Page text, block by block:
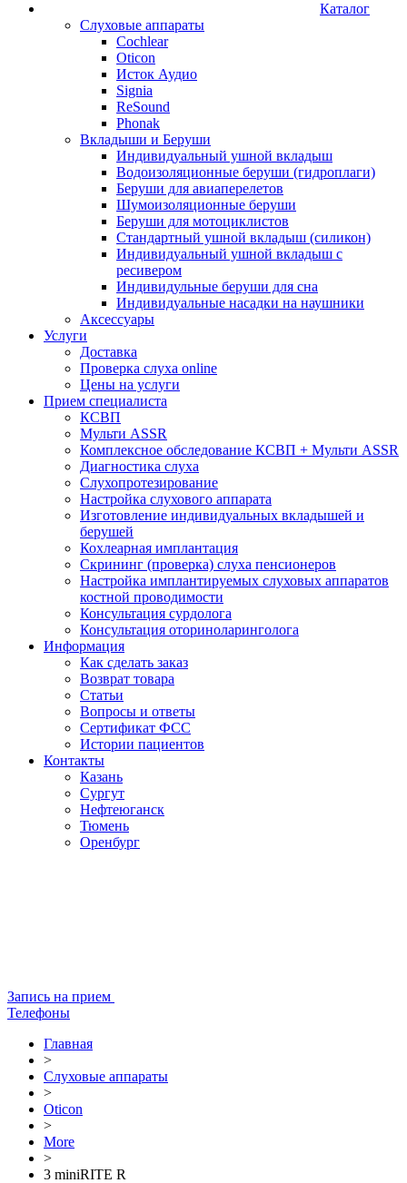
Каталог
Слуховые аппараты
Cochlear
Oticon
Исток Аудио
Signia
ReSound
Phonak
Вкладыши и Беруши
Индивидуальный ушной вкладыш
Водоизоляционные беруши (гидроплаги)
Беруши для авиаперелетов
Шумоизоляционные беруши
Беруши для мотоциклистов
Стандартный ушной вкладыш (силикон)
Индивидуальный ушной вкладыш с
ресивером
Индивидульные беруши для сна
Индивидуальные насадки на наушники
Аксессуары
Услуги
Доставка
Проверка слуха online
Цены на услуги
Прием специалиста
КСВП
Мульти ASSR
Комплексное обследование КСВП + Мульти ASSR
Диагностика слуха
Слухопротезирование
Настройка слухового аппарата
Изготовление индивидуальных вкладышей и
берушей
Кохлеарная имплантация
Скрининг (проверка) слуха пенсионеров
Настройка имплантируемых слуховых аппаратов
костной проводимости
Консультация сурдолога
Консультация оториноларинголога
Информация
Как сделать заказ
Возврат товара
Статьи
Вопросы и ответы
Сертификат ФСС
Истории пациентов
Контакты
Казань
Сургут
Нефтеюганск
Тюмень
Оренбург
Запись на прием
Телефоны
Главная
>
Cлуховые аппараты
>
Oticon
>
More
>
3 miniRITE R